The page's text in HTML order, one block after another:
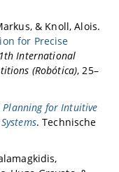
& Knoll, Alois.
for Precise
International
(Robótica), 25–
Planning for Intuitive
. Technische